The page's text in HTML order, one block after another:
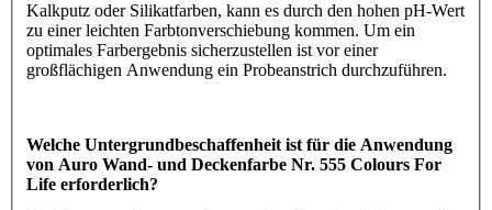
Kalkputz oder Silikatfarben, kann es durch den hohen pH-Wert
zu einer leichten Farbtonverschiebung kommen. Um ein
optimales Farbergebnis sicherzustellen ist vor einer
großflächigen Anwendung ein Probeanstrich durchzuführen.
Welche Untergrundbeschaffenheit ist für die Anwendung
von Auro Wand- und Deckenfarbe Nr. 555 Colours For
Life erforderlich?